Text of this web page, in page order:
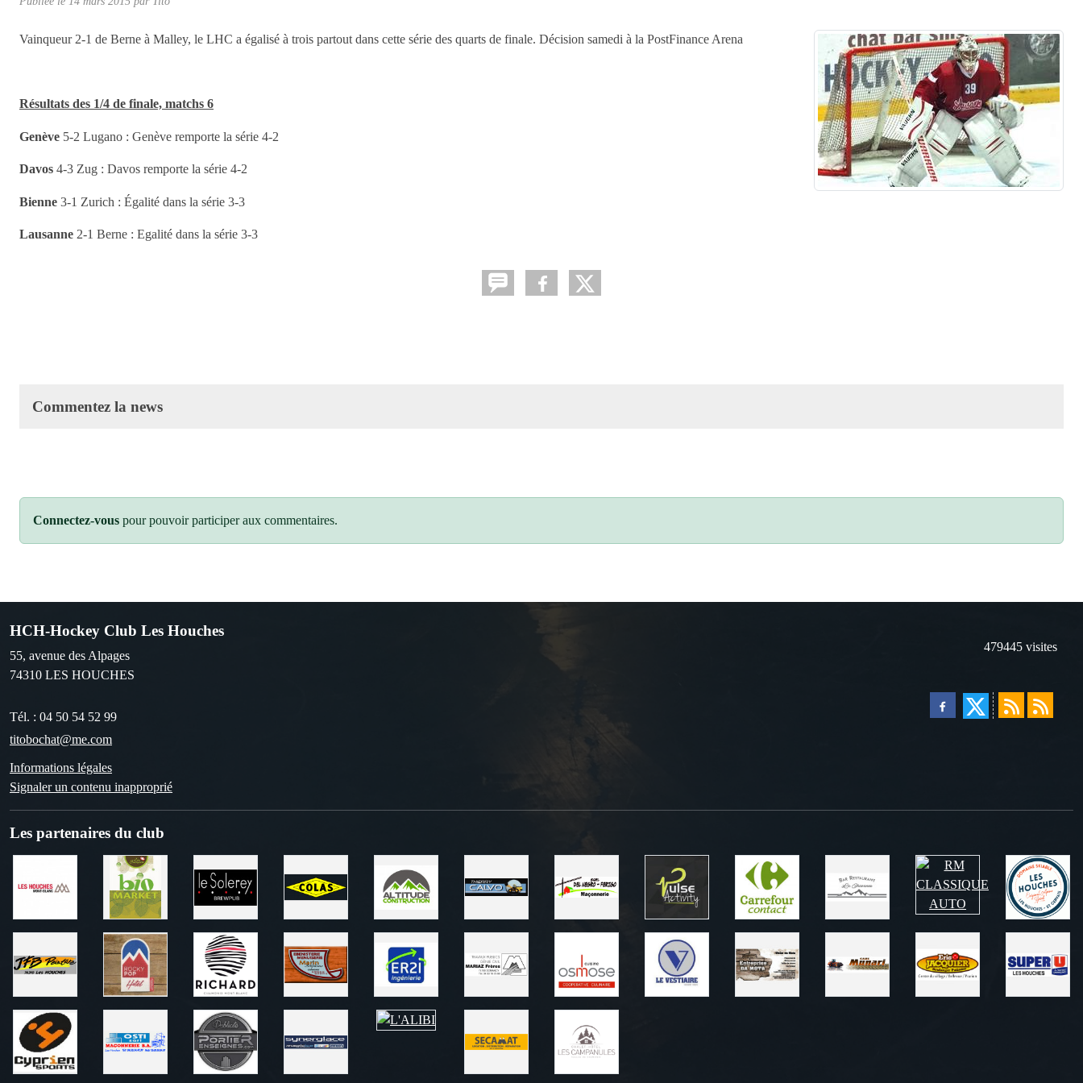
Vainqueur 2-1 de Berne à Malley, le LHC a égalisé à trois partout dans cette série des quarts de finale. Décision samedi à la PostFinance Arena
Résultats des 1/4 de finale, matchs 6
Genève 5-2 Lugano : Genève remporte la série 4-2
Davos 4-3 Zug : Davos remporte la série 4-2
Bienne 3-1 Zurich : Égalité dans la série 3-3
Lausanne 2-1 Berne : Egalité dans la série 3-3
Commentez la news
Connectez-vous pour pouvoir participer aux commentaires.
HCH-Hockey Club Les Houches
55, avenue des Alpages
74310 LES HOUCHES
Tél. : 04 50 54 52 99
titobochat@me.com
Informations légales
Signaler un contenu inapproprié
479445 visites
Les partenaires du club